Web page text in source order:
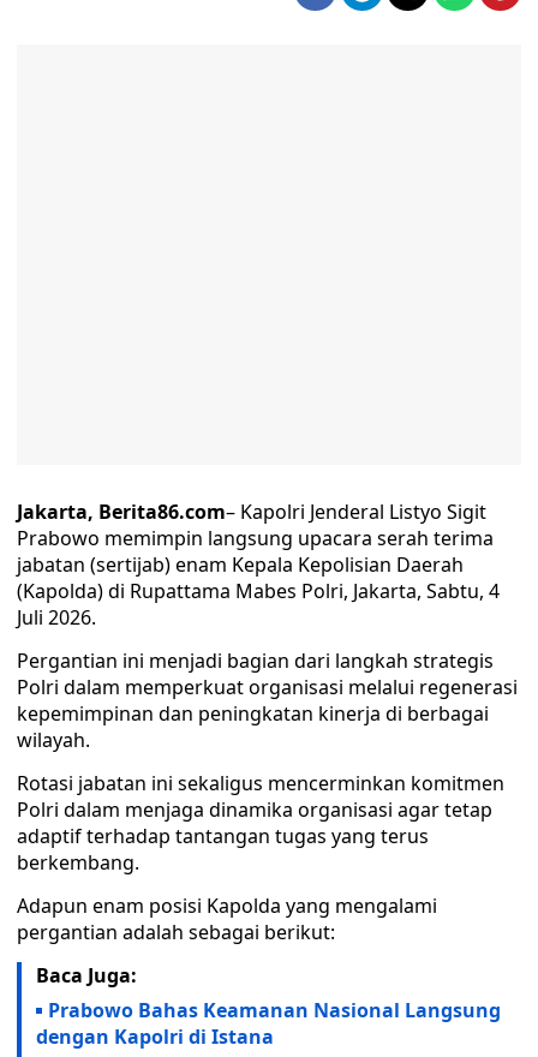
Jakarta, Berita86.com– Kapolri Jenderal Listyo Sigit
Prabowo memimpin langsung upacara serah terima
jabatan (sertijab) enam Kepala Kepolisian Daerah
(Kapolda) di Rupattama Mabes Polri, Jakarta, Sabtu, 4
Juli 2026.
Pergantian ini menjadi bagian dari langkah strategis
Polri dalam memperkuat organisasi melalui regenerasi
kepemimpinan dan peningkatan kinerja di berbagai
wilayah.
Rotasi jabatan ini sekaligus mencerminkan komitmen
Polri dalam menjaga dinamika organisasi agar tetap
adaptif terhadap tantangan tugas yang terus
berkembang.
Adapun enam posisi Kapolda yang mengalami
pergantian adalah sebagai berikut:
Baca Juga:
Prabowo Bahas Keamanan Nasional Langsung
dengan Kapolri di Istana